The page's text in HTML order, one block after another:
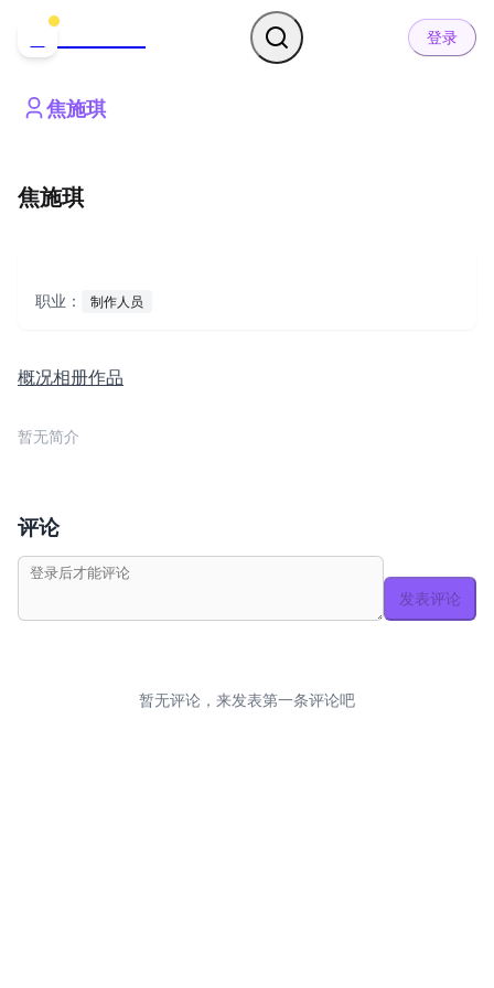
登录
焦施琪
焦施琪
职业： 制作人员
概况相册作品
暂无简介
评论
发表评论
暂无评论，来发表第一条评论吧